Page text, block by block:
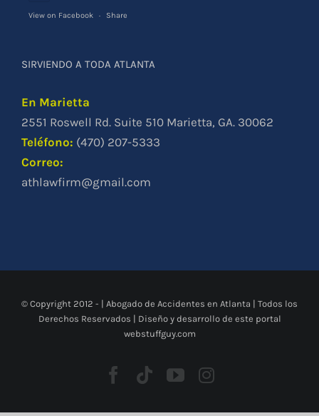
View on Facebook · Share
SIRVIENDO A TODA ATLANTA
En Marietta
2551 Roswell Rd. Suite 510 Marietta, GA. 30062
Teléfono: (470) 207-5333
Correo:
athlawfirm@gmail.com
© Copyright 2012 - | Abogado de Accidentes en Atlanta | Todos los
Derechos Reservados | Diseño y desarrollo de este portal
webstuffguy.com
Facebook
TiktokYouTubeInstagram